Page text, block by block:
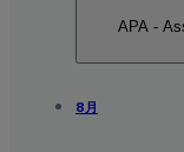
APA -
8月